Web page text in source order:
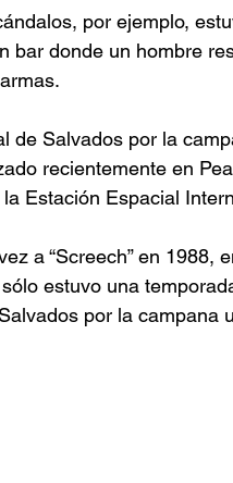
por ejemplo,
bar donde un hombre
de Salvados por la
recientemente en
Estación Espacial
a “Screech” en 1988,
estuvo una
por la campana